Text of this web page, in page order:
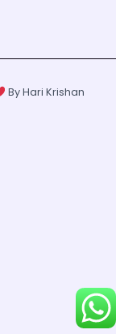
By Hari Krishan